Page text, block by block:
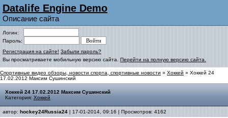
Datalife Engine Demo
Описание сайта
Логин:
Пароль:
Регистрация на сайте! Забыли пароль?
Вы просматриваете мобильную версию сайта. Перейти на полную версию сайта.
Спортивные видео обзоры, новости спорта, спортивные новости » Хоккей » Хоккей 24
17.02.2012 Максим Сушинский
Хоккей 24 17.02.2012 Максим Сушинский
Категория: Хоккей
автор: hockey24Russia24 | 17-01-2014, 09:16 | Просмотров: 4162